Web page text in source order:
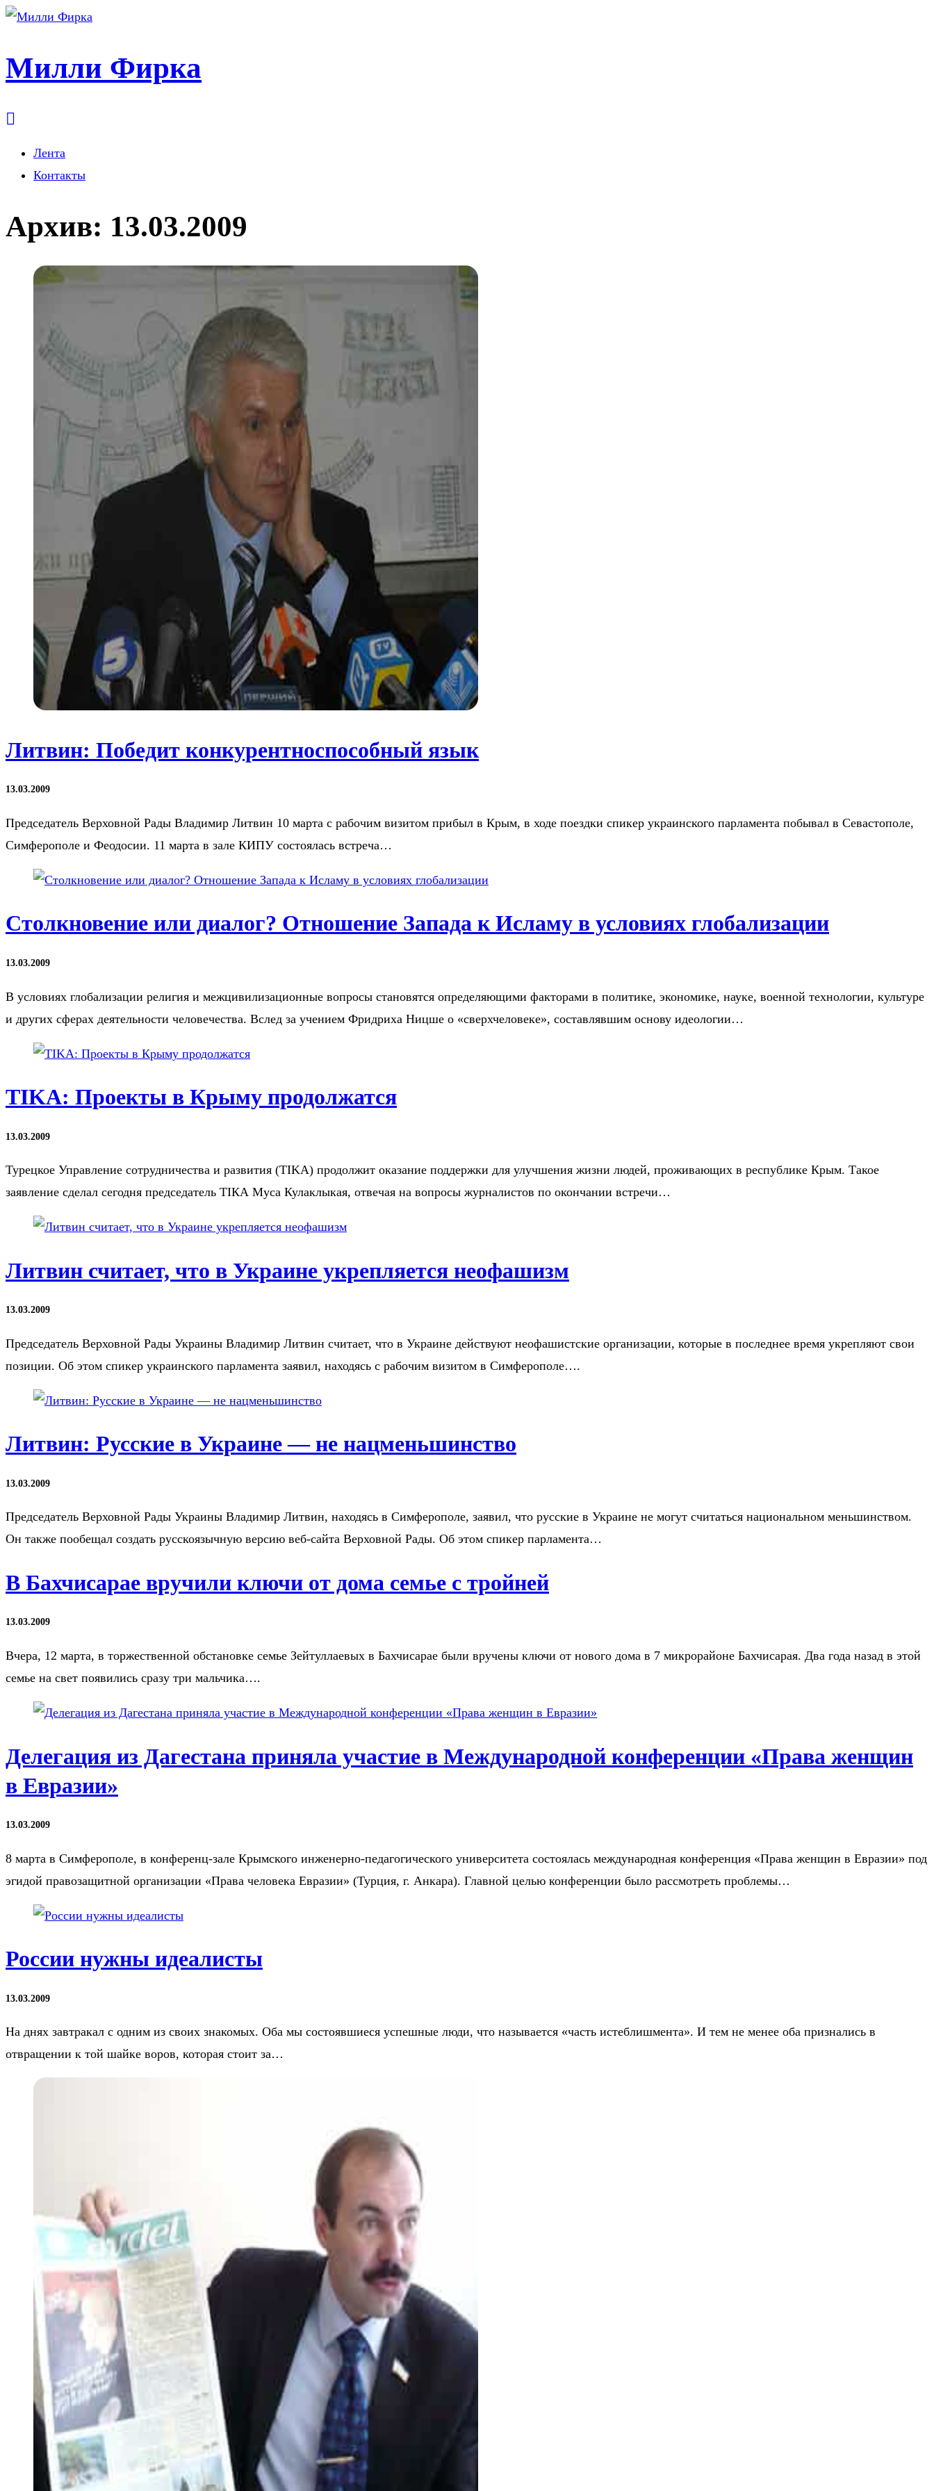
Милли Фирка
Лента
Контакты
Архив: 13.03.2009
Литвин: Победит конкурентноспособный язык
13.03.2009
Председатель Верховной Рады Владимир Литвин 10 марта с рабочим визитом прибыл в Крым, в ходе поездки спикер украинского парламента побывал в Севастополе,
Симферополе и Феодосии. 11 марта в зале КИПУ состоялась встреча…
Столкновение или диалог? Отношение Запада к Исламу в условиях глобализации
13.03.2009
В условиях глобализации религия и межцивилизационные вопросы становятся определяющими факторами в политике, экономике, науке, военной технологии, культуре
и других сферах деятельности человечества. Вслед за учением Фридриха Ницше о «сверхчеловеке», составлявшим основу идеологии…
TIKA: Проекты в Крыму продолжатся
13.03.2009
Турецкое Управление сотрудничества и развития (TIKA) продолжит оказание поддержки для улучшения жизни людей, проживающих в республике Крым. Такое
заявление сделал сегодня председатель ТIКА Муса Кулаклыкая, отвечая на вопросы журналистов по окончании встречи…
Литвин считает, что в Украине укрепляется неофашизм
13.03.2009
Председатель Верховной Рады Украины Владимир Литвин считает, что в Украине действуют неофашистские организации, которые в последнее время укрепляют свои
позиции. Об этом спикер украинского парламента заявил, находясь с рабочим визитом в Симферополе….
Литвин: Русские в Украине — не нацменьшинство
13.03.2009
Председатель Верховной Рады Украины Владимир Литвин, находясь в Симферополе, заявил, что русские в Украине не могут считаться национальном меньшинством.
Он также пообещал создать русскоязычную версию веб-сайта Верховной Рады. Об этом спикер парламента…
В Бахчисарае вручили ключи от дома семье с тройней
13.03.2009
Вчера, 12 марта, в торжественной обстановке семье Зейтуллаевых в Бахчисарае были вручены ключи от нового дома в 7 микрорайоне Бахчисарая. Два года назад в этой
семье на свет появились сразу три мальчика….
Делегация из Дагестана приняла участие в Международной конференции «Права женщин
в Евразии»
13.03.2009
8 марта в Симферополе, в конференц-зале Крымского инженерно-педагогического университета состоялась международная конференция «Права женщин в Евразии» под
эгидой правозащитной организации «Права человека Евразии» (Турция, г. Анкара). Главной целью конференции было рассмотреть проблемы…
России нужны идеалисты
13.03.2009
На днях завтракал с одним из своих знакомых. Оба мы состоявшиеся успешные люди, что называется «часть истеблишмента». И тем не менее оба признались в
отвращении к той шайке воров, которая стоит за…